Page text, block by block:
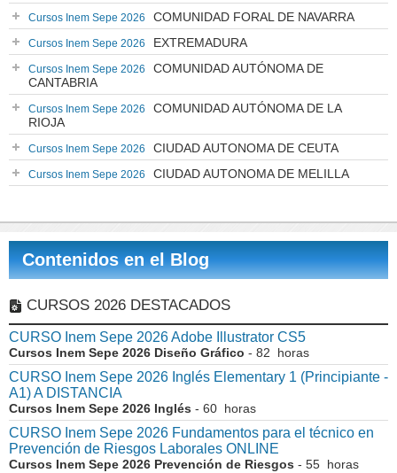
Cursos Inem Sepe 2026 COMUNIDAD FORAL DE NAVARRA
Cursos Inem Sepe 2026 EXTREMADURA
Cursos Inem Sepe 2026
COMUNIDAD AUTÓNOMA DE
CANTABRIA
Cursos Inem Sepe 2026
COMUNIDAD AUTÓNOMA DE LA
RIOJA
Cursos Inem Sepe 2026 CIUDAD AUTONOMA DE CEUTA
Cursos Inem Sepe 2026 CIUDAD AUTONOMA DE MELILLA
Contenidos en el Blog
CURSOS 2026 DESTACADOS
CURSO Inem Sepe 2026 Adobe Illustrator CS5
Cursos Inem Sepe 2026 Diseño Gráfico - 82 horas
CURSO Inem Sepe 2026 Inglés Elementary 1 (Principiante -
A1) A DISTANCIA
Cursos Inem Sepe 2026 Inglés - 60 horas
CURSO Inem Sepe 2026 Fundamentos para el técnico en
Prevención de Riesgos Laborales ONLINE
Cursos Inem Sepe 2026 Prevención de Riesgos - 55 horas